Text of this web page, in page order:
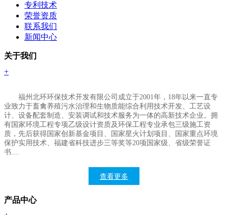
专利技术
荣誉资质
联系我们
新闻中心
关于我们
+
福州北环环保技术开发有限公司成立于2001年，18年以来一直专
业致力于畜禽养殖污水治理和生物质能综合利用技术开发、工艺设
计、设备配套制造、安装调试和技术服务为一体的高新技术企业。拥
有国家环境工程专项乙级设计资质及环保工程专业承包三级施工资
质，先后获得国家创新基金项目、国家星火计划项目、国家重点环境
保护实用技术、福建省科技进步三等奖等20项国家级 、省级荣誉证
书....
查看更多
产品中心